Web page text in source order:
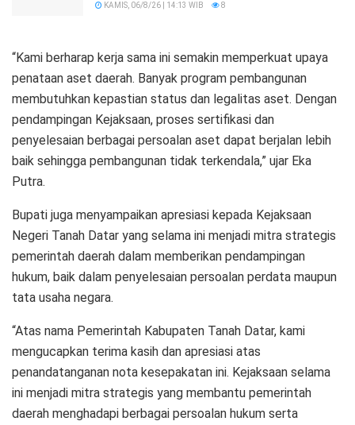
KAMIS, 06/8/26 | 14:13 WIB 8
“Kami berharap kerja sama ini semakin memperkuat upaya
penataan aset daerah. Banyak program pembangunan
membutuhkan kepastian status dan legalitas aset. Dengan
pendampingan Kejaksaan, proses sertifikasi dan
penyelesaian berbagai persoalan aset dapat berjalan lebih
baik sehingga pembangunan tidak terkendala,” ujar Eka
Putra.
Bupati juga menyampaikan apresiasi kepada Kejaksaan
Negeri Tanah Datar yang selama ini menjadi mitra strategis
pemerintah daerah dalam memberikan pendampingan
hukum, baik dalam penyelesaian persoalan perdata maupun
tata usaha negara.
“Atas nama Pemerintah Kabupaten Tanah Datar, kami
mengucapkan terima kasih dan apresiasi atas
penandatanganan nota kesepakatan ini. Kejaksaan selama
ini menjadi mitra strategis yang membantu pemerintah
daerah menghadapi berbagai persoalan hukum serta